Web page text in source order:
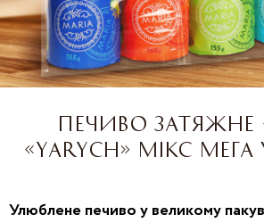
ПЕЧИВО ЗАТЯЖНЕ
«YARYCH» МІКС
Улюблене печиво у великому